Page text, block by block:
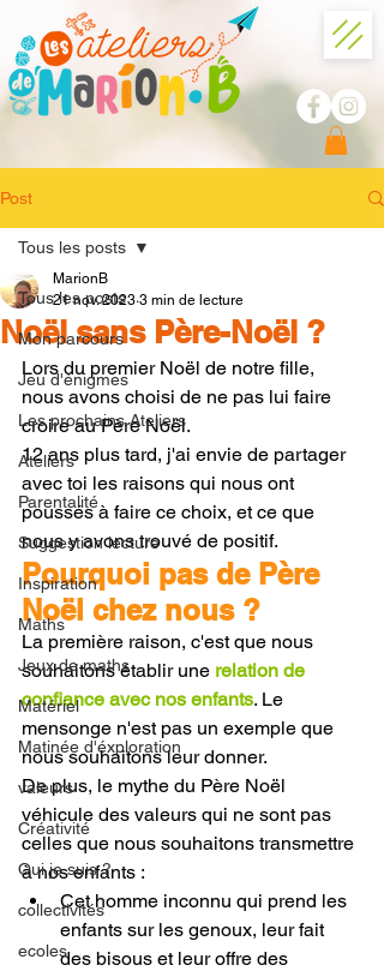
Post
Tous les posts
Mon parcours
Jeu d'énigmes
Les prochains Ateliers
Ateliers
Parentalité
Suggestion lecture
Inspiration
Maths
Jeux de maths
Matériel
Matinée d'éxploration
valeurs
Créativité
Qui je suis ?
collectivités
ecoles
Tous les posts
Noël sans Père-Noël ?
MarionB
21 nov. 2023 3 min de lecture
Lors du premier Noël de notre fille,
nous avons choisi de ne pas lui faire
croire au Père Noël.
12 ans plus tard, j'ai envie de partager
avec toi les raisons qui nous ont
poussés à faire ce choix, et ce que
nous y avons trouvé de positif.
Pourquoi pas de Père
Noël chez nous ?
La première raison, c'est que nous
souhaitons établir une relation de
confiance avec nos enfants. Le
mensonge n'est pas un exemple que
nous souhaitons leur donner.
De plus, le mythe du Père Noël
véhicule des valeurs qui ne sont pas
celles que nous souhaitons transmettre
à nos enfants :
Cet homme inconnu qui prend les
enfants sur les genoux, leur fait
des bisous et leur offre des